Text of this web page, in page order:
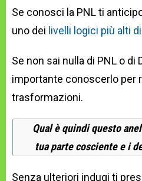
Se conosci la PNL ti
uno dei livelli logici più alti
Se non sai nulla di PNL o di
importante conoscerlo per
trasformazioni.
Qual è quindi questo
tua parte cosciente e i
Senza ulteriori indugi ti